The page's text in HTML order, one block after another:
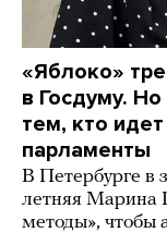
«Яблоко»
в Госдуму.
тем, кто
парламенты
В Петербурге в
летняя Марина
методы», чтобы